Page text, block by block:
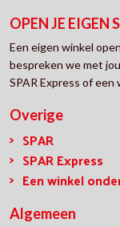
OPEN JE EIGEN
Een eigen winkel
bespreken we met
SPAR Express of een
Overige
SPAR
SPAR Express
Een winkel
Algemeen